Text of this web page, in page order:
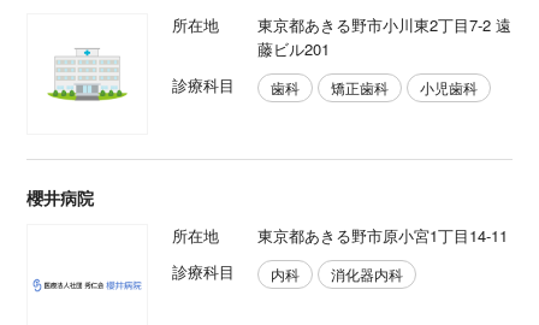
所在地
東京都あきる野市小川東2丁目7-2 遠
藤ビル201
診療科目
歯科 矯正歯科 小児歯科
櫻井病院
所在地
東京都あきる野市原小宮1丁目14-11
診療科目
内科 消化器内科